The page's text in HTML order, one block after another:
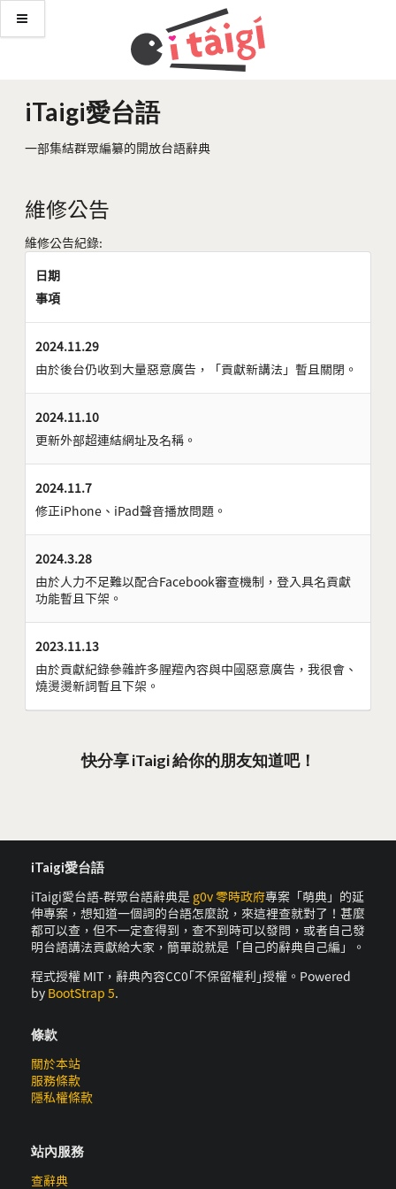
iTaigi愛台語
一部集結群眾編纂的開放台語辭典
維修公告
維修公告紀錄:
日期
事項
2024.11.29
由於後台仍收到大量惡意廣告，「貢獻新講法」暫且關閉。
2024.11.10
更新外部超連結網址及名稱。
2024.11.7
修正iPhone、iPad聲音播放問題。
2024.3.28
由於人力不足難以配合Facebook審查機制，登入具名貢獻
功能暫且下架。
2023.11.13
由於貢獻紀錄參雜許多腥羶內容與中國惡意廣告，我很會、
燒燙燙新詞暫且下架。
快分享 iTaigi 給你的朋友知道吧！
iTaigi愛台語
iTaigi愛台語-群眾台語辭典是 g0v 零時政府專案「萌典」的延
伸專案，想知道一個詞的台語怎麼說，來這裡查就對了！甚麼
都可以查，但不一定查得到，查不到時可以發問，或者自己發
明台語講法貢獻給大家，簡單說就是「自己的辭典自己編」。
程式授權 MIT，辭典內容CC0｢不保留權利｣授權。Powered
by BootStrap 5.
條款
關於本站
服務條款
隱私權條款
站內服務
查辭典